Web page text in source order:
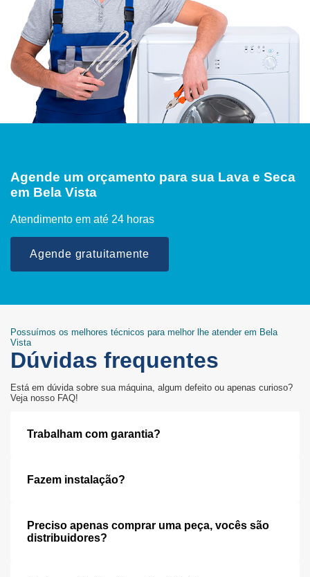
Agende um orçamento para sua Lava e Seca
em Bela Vista
Atendimento em até 24 horas
Agende gratuitamente
Possuímos os melhores técnicos para melhor lhe atender em Bela
Vista
Dúvidas frequentes
Está em dúvida sobre sua máquina, algum defeito ou apenas curioso?
Veja nosso FAQ!
Trabalham com garantia?
Fazem instalação?
Preciso apenas comprar uma peça, vocês são
distribuidores?